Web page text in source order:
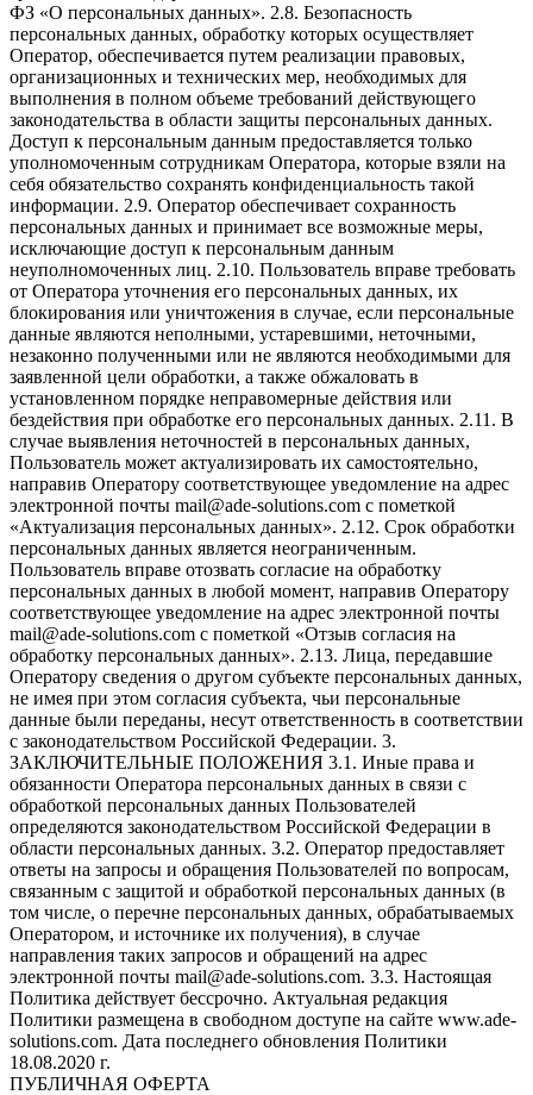
ФЗ «О персональных данных». 2.8. Безопасность
персональных данных, обработку которых осуществляет
Оператор, обеспечивается путем реализации правовых,
организационных и технических мер, необходимых для
выполнения в полном объеме требований действующего
законодательства в области защиты персональных данных.
Доступ к персональным данным предоставляется только
уполномоченным сотрудникам Оператора, которые взяли на
себя обязательство сохранять конфиденциальность такой
информации. 2.9. Оператор обеспечивает сохранность
персональных данных и принимает все возможные меры,
исключающие доступ к персональным данным
неуполномоченных лиц. 2.10. Пользователь вправе требовать
от Оператора уточнения его персональных данных, их
блокирования или уничтожения в случае, если персональные
данные являются неполными, устаревшими, неточными,
незаконно полученными или не являются необходимыми для
заявленной цели обработки, а также обжаловать в
установленном порядке неправомерные действия или
бездействия при обработке его персональных данных. 2.11. В
случае выявления неточностей в персональных данных,
Пользователь может актуализировать их самостоятельно,
направив Оператору соответствующее уведомление на адрес
электронной почты mail@ade-solutions.com с пометкой
«Актуализация персональных данных». 2.12. Срок обработки
персональных данных является неограниченным.
Пользователь вправе отозвать согласие на обработку
персональных данных в любой момент, направив Оператору
соответствующее уведомление на адрес электронной почты
mail@ade-solutions.com с пометкой «Отзыв согласия на
обработку персональных данных». 2.13. Лица, передавшие
Оператору сведения о другом субъекте персональных данных,
не имея при этом согласия субъекта, чьи персональные
данные были переданы, несут ответственность в соответствии
с законодательством Российской Федерации. 3.
ЗАКЛЮЧИТЕЛЬНЫЕ ПОЛОЖЕНИЯ 3.1. Иные права и
обязанности Оператора персональных данных в связи с
обработкой персональных данных Пользователей
определяются законодательством Российской Федерации в
области персональных данных. 3.2. Оператор предоставляет
ответы на запросы и обращения Пользователей по вопросам,
связанным с защитой и обработкой персональных данных (в
том числе, о перечне персональных данных, обрабатываемых
Оператором, и источнике их получения), в случае
направления таких запросов и обращений на адрес
электронной почты mail@ade-solutions.com. 3.3. Настоящая
Политика действует бессрочно. Актуальная редакция
Политики размещена в свободном доступе на сайте www.ade-
solutions.com. Дата последнего обновления Политики
18.08.2020 г.
ПУБЛИЧНАЯ ОФЕРТА